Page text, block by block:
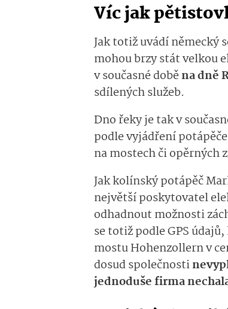
Víc jak
Jak totiž uvádí německý
mohou brzy stát velkou
v současné doběna dně
sdílených služeb.
Dno řeky je tak v
podle vyjádření
na mostech či opěrných
Jak kolínský potápěč
největší poskytovatel
odhadnout možnosti
se totiž podle GPS
mostu Hohenzollern v
dosud společnosti
jednoduše firma